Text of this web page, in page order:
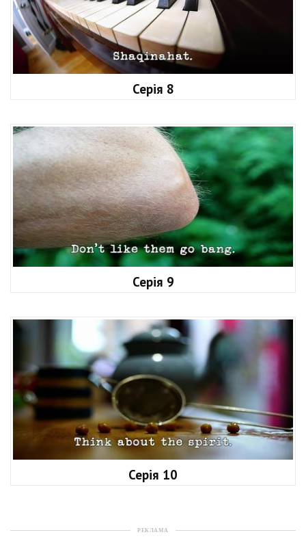
Серія 8
Серія 9
Серія 10
РЕКЛАМА